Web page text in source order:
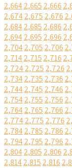
2,6642,665 2,666
2,6742,675 2,676
2,6842,685 2,686
2,6942,695 2,696
2,7042,705 2,706
2,7142,715 2,716
2,7242,725 2,726
2,7342,735 2,736
2,7442,745 2,746
2,7542,755 2,756
2,7642,765 2,766
2,7742,775 2,776
2,7842,785 2,786
2,7942,795 2,796
2,8042,805 2,806
2,8142,815 2,816